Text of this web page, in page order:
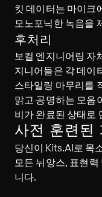
킷 데이터는 마이크
모노포닉한 녹음을
후처리
보컬 엔지니어링 자
지니어들은 각 데이
스타일링 마무리를
맑고 공명하는 모음
비가 완료된 상태로
사전 훈련된
당신이 Kits.AI로 목
모든 뉘앙스, 표현
니다.